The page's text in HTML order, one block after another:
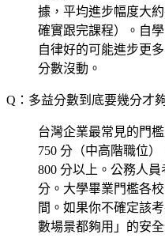
據，平均進步幅度大
確實跟完課程）。自
自律好的可能進步更
分數沒動。
Q：多益分數到底要幾分才
台灣企業最常見的門
750 分（中高階職位
800 分以上。公務人
分。大學畢業門檻各
間。如果你不確定該
數場景都夠用」的安全